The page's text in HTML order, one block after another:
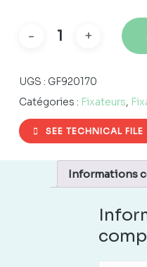
UGS : GF920170
Catégories : Fixateurs,
SEE TECHNICAL FILE
Informations